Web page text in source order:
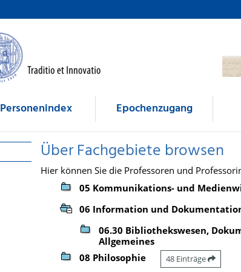
Personenindex Epochenzugang
Über Fachgebiete browsen
Hier können Sie die Professoren und
05 Kommunikations- und
06 Information und
06.30 Bibliothekswesen,
Allgemeines
08 Philosophie 48 Einträge